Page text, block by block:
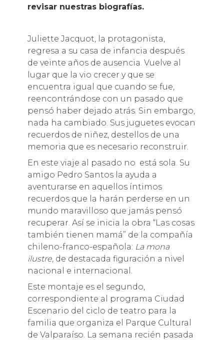
revisar nuestras biografías.
Juliette Jacquot, la protagonista,
regresa a su casa de infancia después
de veinte años de ausencia. Vuelve al
lugar que la vio crecer y que se
encuentra igual que cuando se fue,
reencontrándose con un pasado que
pensó haber dejado atrás. Sin embargo,
nada ha cambiado. Sus juguetes evocan
recuerdos de niñez, destellos de una
memoria que es necesario reconstruir.
En este viaje al pasado no está sola. Su
amigo Pedro Santos la ayuda a
aventurarse en aquellos íntimos
recuerdos que la harán perderse en un
mundo maravilloso que jamás pensó
recuperar. Así se inicia la obra “Las cosas
también tienen mamá” de la compañía
chileno-franco-española: La mona
ilustre, de destacada figuración a nivel
nacional e internacional.
Este montaje es el segundo,
correspondiente al programa Ciudad
Escenario del ciclo de teatro para la
familia que organiza el Parque Cultural
de Valparaíso. La semana recién pasada